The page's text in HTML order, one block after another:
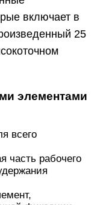
включает в
25
элементами
всего
часть рабочего